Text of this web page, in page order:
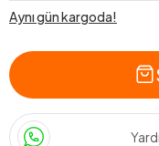
Aynı gün kargoda!